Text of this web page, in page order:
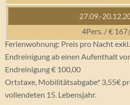
4Pers. / €
Ferienwohnung: Preis pro Nacht
Endreinigung ab einen Aufenthalt
Endreinigung € 100,00
Ortstaxe, Mobilitätsabgabe* 3,55€
vollendeten 15. Lebensjahr.